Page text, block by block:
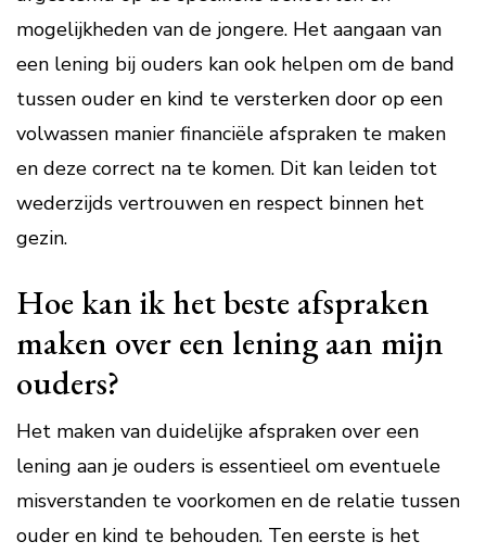
mogelijkheden van de jongere. Het aangaan van
een lening bij ouders kan ook helpen om de band
tussen ouder en kind te versterken door op een
volwassen manier financiële afspraken te maken
en deze correct na te komen. Dit kan leiden tot
wederzijds vertrouwen en respect binnen het
gezin.
Hoe kan ik het beste afspraken
maken over een lening aan mijn
ouders?
Het maken van duidelijke afspraken over een
lening aan je ouders is essentieel om eventuele
misverstanden te voorkomen en de relatie tussen
ouder en kind te behouden. Ten eerste is het